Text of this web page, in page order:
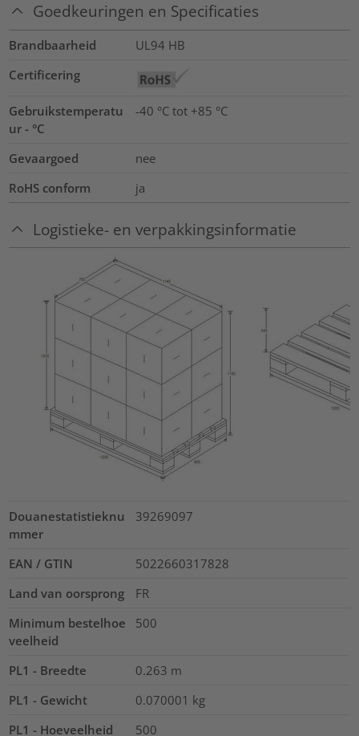
Goedkeuringen en Specificaties
Brandbaarheid
UL94 HB
Certificering
Gebruikstemperatu
ur - °C
-40 °C tot +85 °C
Gevaargoed
nee
RoHS conform
ja
Logistieke- en verpakkingsinformatie
Douanestatistieknu
mmer
39269097
EAN / GTIN
5022660317828
Land van oorsprong
FR
Minimum bestelhoe
veelheid
500
PL1 - Breedte 0.263 m
PL1 - Gewicht
0.070001 kg
PL1 - Hoeveelheid
500